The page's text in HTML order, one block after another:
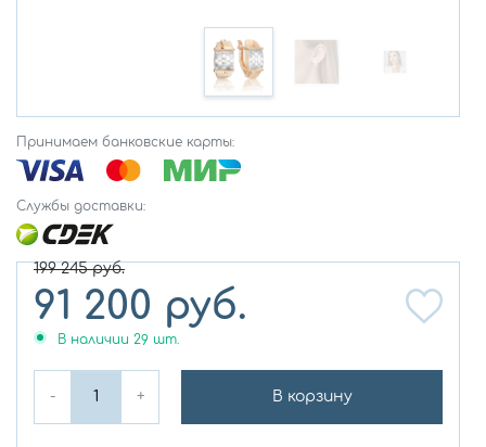
Принимаем банковские карты:
Службы доставки:
199 245руб.
91 200 руб.
В наличии 29 шт.
- + В корзину